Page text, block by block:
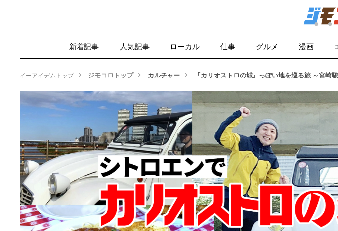
新着記事 人気記事 ローカル 仕事 グルメ 漫画
イーアイデムトップ ジモコロトップ カルチャー 『カリオストロの城』っぽい地を巡る旅 ～宮崎